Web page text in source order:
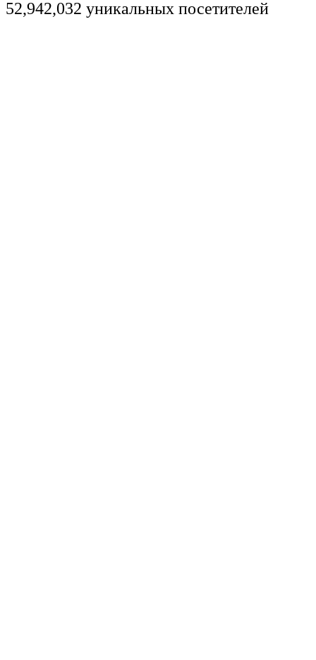
52,942,032 уникальных посетителей